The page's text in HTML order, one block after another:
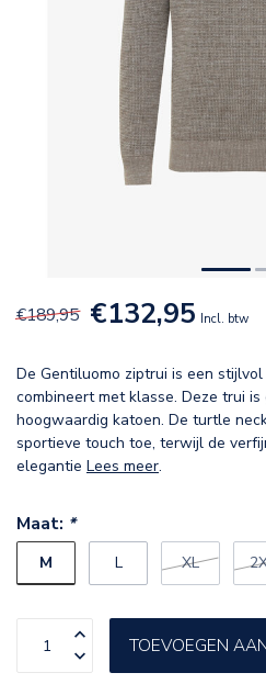
€189,95 €132,95 Incl. btw
De Gentiluomo ziptrui is een
combineert met klasse. Deze trui
hoogwaardig katoen. De turtle
sportieve touch toe, terwijl de
elegantie Lees meer.
Maat: *
M L XL
TOEVOEGEN